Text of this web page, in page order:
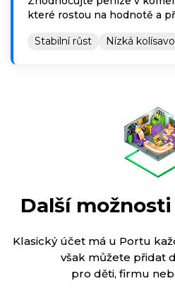
které rostou na hodnotě a
Stabilní růst Nízká
Další
Klasický účet má u Portu
však můžete přidat
pro děti, firmu